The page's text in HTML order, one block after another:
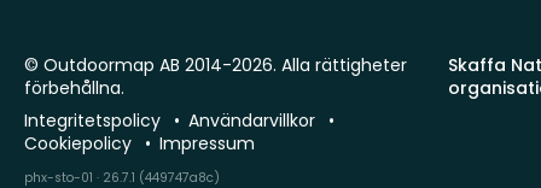
Skaffa
© Outdoormap AB 2014-2026. Alla rättigheter
förbehållna.
Integritetspolicy
Användarvillkor
Cookiepolicy
Impressum
phx-sto-01 · 26.7.1 (449747a8c)